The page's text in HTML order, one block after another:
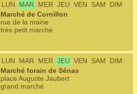
LUN MAR MER JEU VEN SAM
DIM
Marché de Cornillon
rue de la mairie
très petit marché
LUN MAR MER JEU VEN SAM
DIM
Marché forain de Sénas
place Auguste Jaubert
grand marché